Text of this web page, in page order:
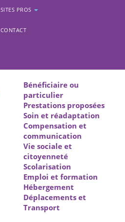
SITES PROS
CONTACT
Bénéficiaire ou
particulier
Prestations proposées
Soin et réadaptation
Compensation et
communication
Vie sociale et
citoyenneté
Scolarisation
Emploi et formation
Hébergement
Déplacements et
Transport